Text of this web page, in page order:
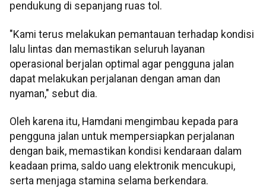
pendukung di sepanjang ruas tol.
"Kami terus melakukan pemantauan terhadap kondisi
lalu lintas dan memastikan seluruh layanan
operasional berjalan optimal agar pengguna jalan
dapat melakukan perjalanan dengan aman dan
nyaman," sebut dia.
Oleh karena itu, Hamdani mengimbau kepada para
pengguna jalan untuk mempersiapkan perjalanan
dengan baik, memastikan kondisi kendaraan dalam
keadaan prima, saldo uang elektronik mencukupi,
serta menjaga stamina selama berkendara.